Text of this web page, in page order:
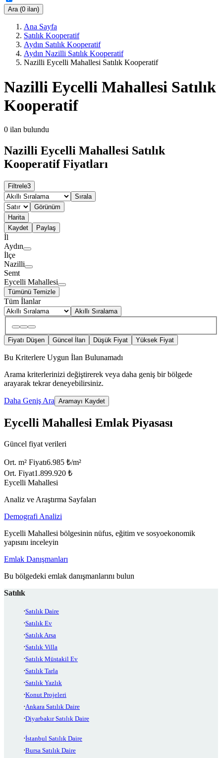
Ara (0 ilan)
Ana Sayfa
Satılık Kooperatif
Aydın Satılık Kooperatif
Aydın Nazilli Satılık Kooperatif
Nazilli Eycelli Mahallesi Satılık Kooperatif
Nazilli Eycelli Mahallesi Satılık
Kooperatif
0 ilan bulundu
Nazilli Eycelli Mahallesi Satılık
Kooperatif Fiyatları
Filtrele3
Sırala
Görünüm
Harita
Kaydet
Paylaş
İl
Aydın
İlçe
Nazilli
Semt
Eycelli Mahallesi
Tümünü Temizle
Tüm İlanlar
Akıllı Sıralama
Fiyatı Düşen Güncel İlan Düşük Fiyat Yüksek Fiyat
Bu Kriterlere Uygun İlan Bulunamadı
Arama kriterlerinizi değiştirerek veya daha geniş bir bölgede
arayarak tekrar deneyebilirsiniz.
Daha Geniş Ara Aramayı Kaydet
Eycelli Mahallesi Emlak Piyasası
Güncel fiyat verileri
Ort. m² Fiyatı6.985 ₺/m²
Ort. Fiyat1.899.920 ₺
Eycelli Mahallesi
Analiz ve Araştırma Sayfaları
Demografi Analizi
Eycelli Mahallesi bölgesinin nüfus, eğitim ve sosyoekonomik
yapısını inceleyin
Emlak Danışmanları
Bu bölgedeki emlak danışmanlarını bulun
Satılık
Satılık Daire
Satılık Ev
Satılık Arsa
Satılık Villa
Satılık Müstakil Ev
Satılık Tarla
Satılık Yazlık
Konut Projeleri
Ankara Satılık Daire
Diyarbakır Satılık Daire
İstanbul Satılık Daire
Bursa Satılık Daire